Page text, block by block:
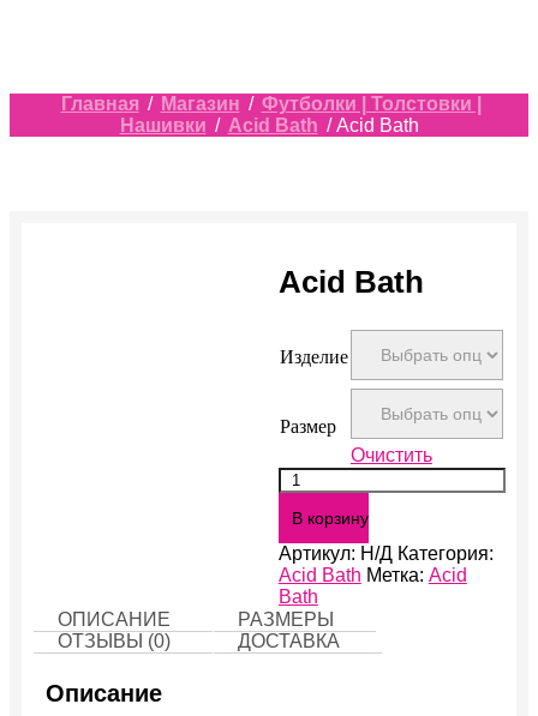
Главная / Магазин / Футболки | Толстовки |
Нашивки / Acid Bath / Acid Bath
Acid Bath
Изделие
Размер
Очистить
Количество
Acid
Bath
В корзину
Артикул: Н/Д Категория:
Acid Bath Метка: Acid
Bath
ОПИСАНИЕ
РАЗМЕРЫ
ОТЗЫВЫ (0)
ДОСТАВКА
Описание